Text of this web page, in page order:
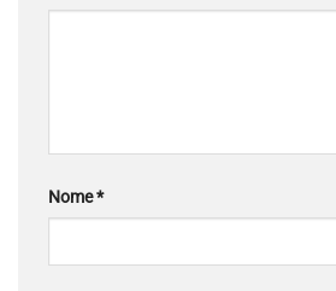
Nome*